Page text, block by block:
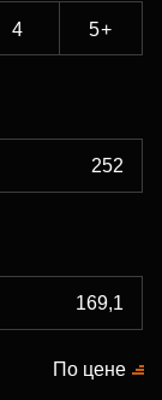
4 5+
По цене